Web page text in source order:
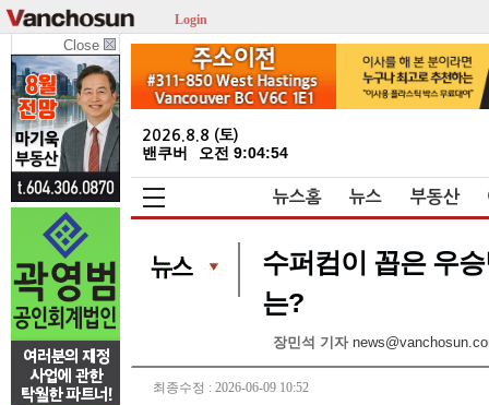
Login
Close
2026.8.8 (토)
밴쿠버 오전 9:04:54
뉴스홈 뉴스 부동산
수퍼컴이 꼽은 우승
는?
장민석 기자
최종수정 : 2026-06-09 10:52